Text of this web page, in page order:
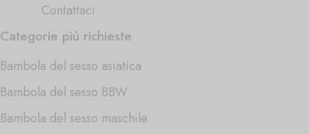
Contattaci
Categorie più richieste
Bambola del sesso asiatica
Bambola del sesso BBW
Bambola del sesso maschile